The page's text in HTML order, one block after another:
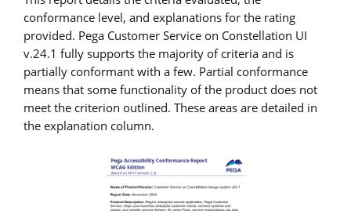
conformance level, and explanations for the rating
provided. Pega Customer Service on Constellation UI
v.24.1 fully supports the majority of criteria and is
partially conformant with a few. Partial conformance
means that some functionality of the product does not
meet the criterion outlined. These areas are detailed in
the explanation column.